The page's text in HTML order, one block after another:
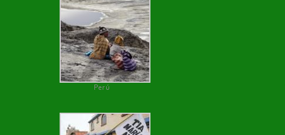
Perú